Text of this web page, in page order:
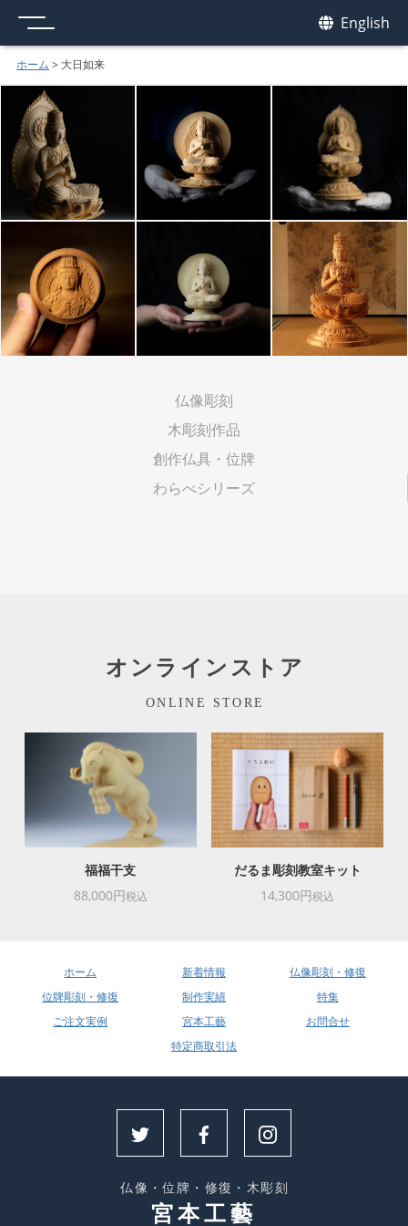
English
ホーム > 大日如来
仏像彫刻
木彫刻作品
創作仏具・位牌
わらべシリーズ
オンラインストア
ONLINE STORE
福福干支
88,000円税込
だるま彫刻教室キット
14,300円税込
ホーム 新着情報
仏像彫刻・修復
位牌彫刻・修復
制作実績
特集
ご注文実例
宮本工藝
お問合せ
特定商取引法
仏像・位牌・修復・木彫刻
宮本工藝